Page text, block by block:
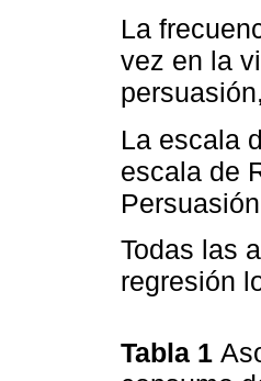
La
vez en la
La escala
escala de
Todas las
regresión
Tabla 1